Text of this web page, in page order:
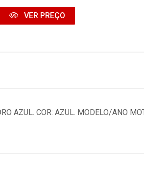
VER PREÇO
AZUL. COR: AZUL. MODELO/ANO